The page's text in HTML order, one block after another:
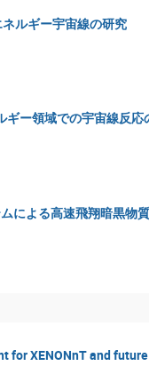
ルギー宇宙線の研究
ギー領域での宇宙線反応
による高速飛翔暗黒物
for XENONnT and